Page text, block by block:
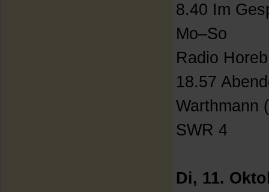
8.40 Im
Mo–So
Radio Horeb
18.57
Warthmann
SWR 4
Di, 11.